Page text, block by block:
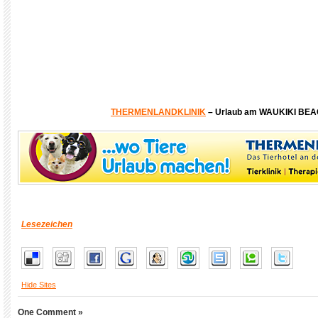
THERMENLANDKLINIK – Urlaub am WAUKIKI
Lesezeichen
Hide Sites
One Comment »